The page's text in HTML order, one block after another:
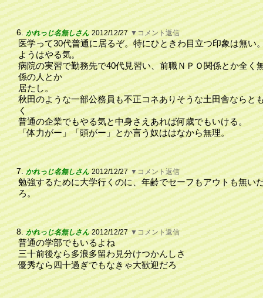
6. かれっじ名無しさん 2012/12/27 ▼コメント返信
医学って30代普通に居るぞ。特にひときわ目立つ印象は無い
ようはやる気。
病院の実習で勤務先で40代見習い、前職ＮＰＯ関係とか全く
係の人とか
居たし。
秋田のような一部公務員も不正コネありそうな土田舎ならと
く
普通の企業でもやる気と中身さえあれば何歳でもいける。
「体力がー」「頭がー」とか言う奴ははなから無理。
7. かれっじ名無しさん 2012/12/27 ▼コメント返信
勉強するために大学行くのに、年齢でセーフもアウトも無い
ろ。
8. かれっじ名無しさん 2012/12/27 ▼コメント返信
普通の学部でもいるよね
三十前後なら多浪多留わ見分けつかんしさ
優秀なら四十過ぎでもなきゃ大歓迎だろ